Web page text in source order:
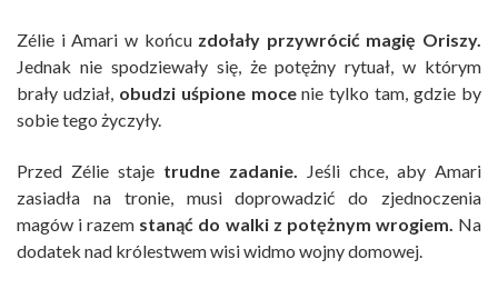
Zélie i Amari w końcu zdołały przywrócić magię Oriszy.
Jednak nie spodziewały się, że potężny rytuał, w którym
brały udział, obudzi uśpione mocenie tylko tam, gdzie by
sobie tego życzyły.
Przed Zélie staje trudne zadanie. Jeśli chce, aby Amari
zasiadła na tronie, musi doprowadzić do zjednoczenia
magów i razem stanąć do walki z potężnym wrogiem. Na
dodatek nad królestwem wisi widmo wojny domowej.